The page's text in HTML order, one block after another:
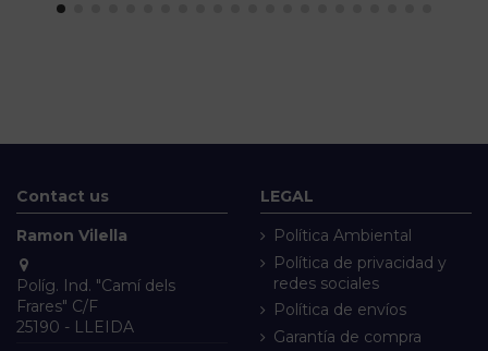
Contact us
Ramon Vilella
Políg. Ind. "Camí dels
Frares" C/F
25190 - LLEIDA
LEGAL
Política Ambiental
Política de privacidad y
redes sociales
Política de envíos
Garantía de compra